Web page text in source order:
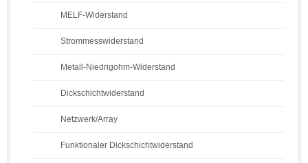
MELF-Widerstand
Strommesswiderstand
Metall-Niedrigohm-Widerstand
Dickschichtwiderstand
Netzwerk/Array
Funktionaler Dickschichtwiderstand